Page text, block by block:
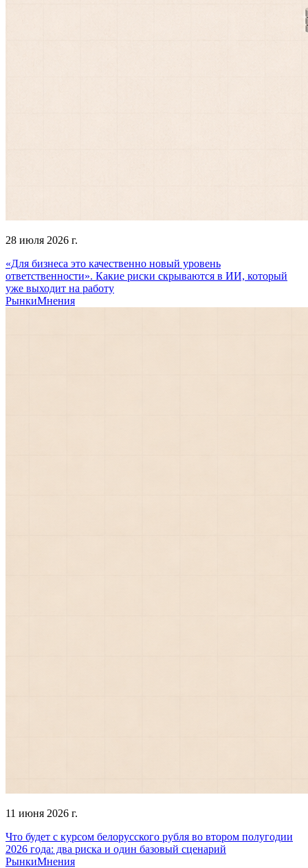
28 июля 2026 г.
«Для бизнеса это качественно новый уровень
ответственности». Какие риски скрываются в ИИ, который
уже выходит на работу
РынкиМнения
11 июня 2026 г.
Что будет с курсом белорусского рубля во втором полугодии
2026 года: два риска и один базовый сценарий
РынкиМнения